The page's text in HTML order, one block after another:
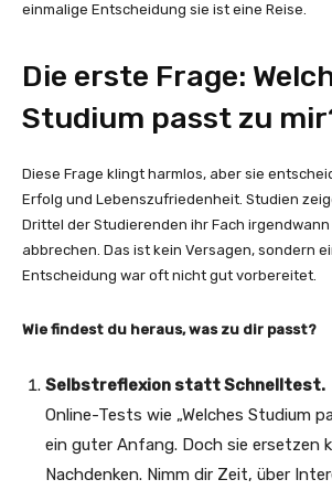
einmalige Entscheidung sie ist eine Reise.
Die erste Frage:
Studium passt zu
Diese Frage klingt harmlos, aber sie
Erfolg und Lebenszufriedenheit. Studien
Drittel der Studierenden ihr Fach
abbrechen. Das ist kein Versagen, sondern
Entscheidung war oft nicht gut vorbereitet.
Wie findest du heraus, was zu dir passt?
Selbstreflexion statt Schnelltest.
Online-Tests wie „Welches Studium
ein guter Anfang. Doch sie ersetzen
Nachdenken. Nimm dir Zeit, über